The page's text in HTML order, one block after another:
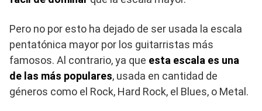
Pero no por esto ha dejado de ser usada la escala
pentatónica mayor por los guitarristas más
famosos. Al contrario, ya que esta escala es una
de las más populares, usada en cantidad de
géneros como el Rock, Hard Rock, el Blues, o Metal.